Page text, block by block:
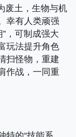
废土，生物与机
幸有人类顽强
，可制成强大
玩法提升角色
扫怪物，重建
作战，一同重